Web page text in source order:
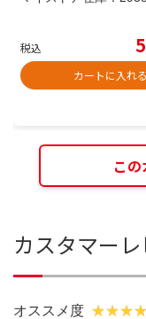
税込
カートに入れる
こ
カスタマー
オススメ度